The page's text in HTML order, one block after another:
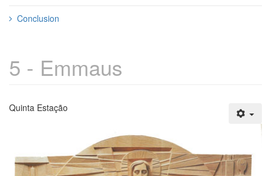
Conclusion
5 - Emmaus
Quinta Estação